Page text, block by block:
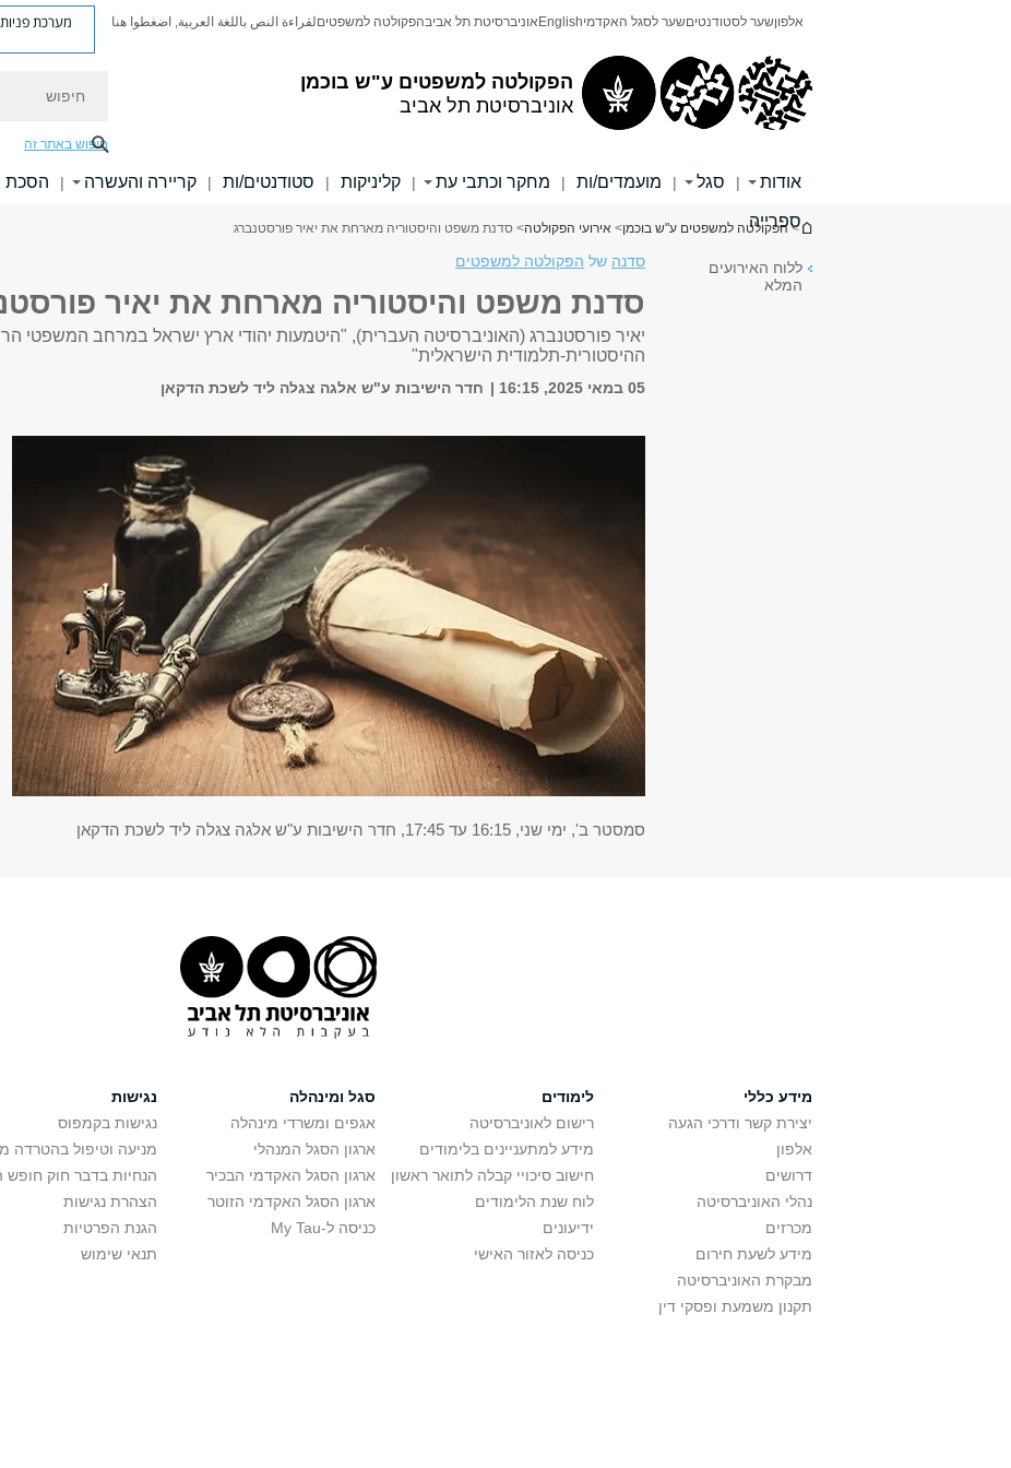
הפקולטה למשפטים ע"ש בוכמן
אוניברסיטת תל אביב
אלפוןשער לסטודנטיםשער לסגל האקדמיEnglish אוניברסיטת תל אביבהפקולטה למשפטיםلقراءة النص باللغة العربية, اضغطوا هنا מערכת פניות
חיפוש באתר זה
אודות | סגל | מועמדים/ות | מחקר וכתבי עת | קליניקות | סטודנטים/ות | קריירה והעשרה | הסכת
ספרייה
הינך נמצא כאן
> הפקולטה למשפטים ע"ש בוכמן> אירועי הפקולטה> סדנת משפט והיסטוריה מארחת את יאיר פורסטנברג
ללוח האירועים
המלא
סדנה של הפקולטה למשפטים
סדנת משפט והיסטוריה מארחת את יאיר
יאיר פורסטנברג (האוניברסיטה העברית), "היטמעות יהודי ארץ ישראל במרחב המשפטי
ההיסטורית-תלמודית הישראלית"
05 במאי 2025, 16:15 חדר הישיבות ע"ש אלגה צגלה ליד לשכת הדקאן
סמסטר ב', ימי שני, 16:15 עד 17:45, חדר הישיבות ע"ש אלגה צגלה ליד לשכת הדקאן
מידע כללי
יצירת קשר ודרכי הגעה
אלפון
דרושים
נהלי האוניברסיטה
מכרזים
מידע לשעת חירום
מבקרת האוניברסיטה
תקנון משמעת ופסקי דין
לימודים
רישום לאוניברסיטה
מידע למתעניינים בלימודים
חישוב סיכויי קבלה לתואר ראשון
לוח שנת הלימודים
ידיעונים
כניסה לאזור האישי
סגל ומינהלה
אגפים ומשרדי מינהלה
ארגון הסגל המנהלי
ארגון הסגל האקדמי הבכיר
ארגון הסגל האקדמי הזוטר
כניסה ל-My Tau
נגישות
נגישות בקמפוס
מניעה וטיפול בהטרדה
הנחיות בדבר חוק חופש
הצהרת נגישות
הגנת הפרטיות
תנאי שימוש